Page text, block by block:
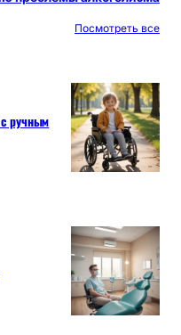
Посмотреть все
ручным